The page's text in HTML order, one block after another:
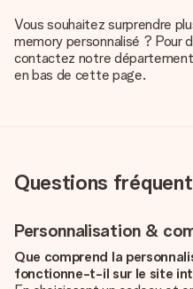
Vous souhaitez surprendre
memory personnalisé ? Pour
contactez notre
en bas de cette page.
Questions
Personnalisation &
Que comprend la
fonctionne-t-il sur le site